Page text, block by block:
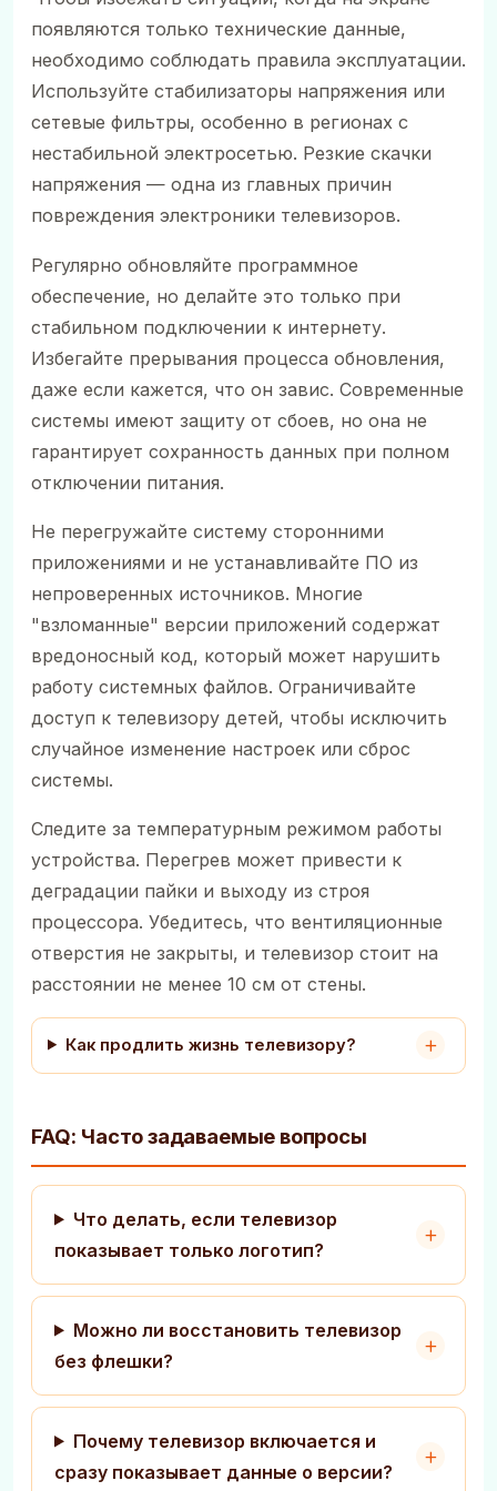
появляются только технические данные,
необходимо соблюдать правила эксплуатации.
Используйте стабилизаторы напряжения или
сетевые фильтры, особенно в регионах с
нестабильной электросетью. Резкие скачки
напряжения — одна из главных причин
повреждения электроники телевизоров.
Регулярно обновляйте программное
обеспечение, но делайте это только при
стабильном подключении к интернету.
Избегайте прерывания процесса обновления,
даже если кажется, что он завис. Современные
системы имеют защиту от сбоев, но она не
гарантирует сохранность данных при полном
отключении питания.
Не перегружайте систему сторонними
приложениями и не устанавливайте ПО из
непроверенных источников. Многие
"взломанные" версии приложений содержат
вредоносный код, который может нарушить
работу системных файлов. Ограничивайте
доступ к телевизору детей, чтобы исключить
случайное изменение настроек или сброс
системы.
Следите за температурным режимом работы
устройства. Перегрев может привести к
деградации пайки и выходу из строя
процессора. Убедитесь, что вентиляционные
отверстия не закрыты, и телевизор стоит на
расстоянии не менее 10 см от стены.
Как продлить жизнь телевизору?
FAQ: Часто задаваемые вопросы
Что делать, если телевизор
показывает только логотип?
Можно ли восстановить телевизор
без флешки?
Почему телевизор включается и
сразу показывает данные о версии?